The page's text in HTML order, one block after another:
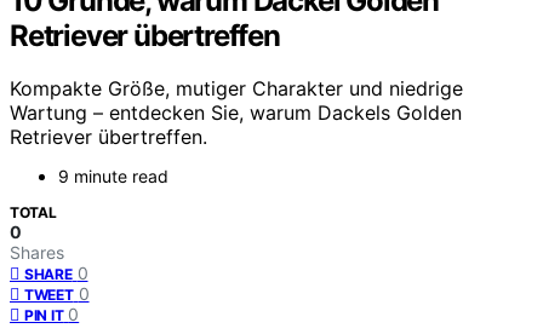
Retriever übertreffen
Kompakte Größe, mutiger Charakter und niedrige
Wartung – entdecken Sie, warum Dackels Golden
Retriever übertreffen.
9 minute read
TOTAL
0
Shares
SHARE 0
TWEET 0
PIN IT 0